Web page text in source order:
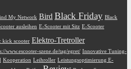
My Network Bird Black Friday Black
ausleihen E-Scooter mit Sitz E-Scooter
kick scooter Elektro-Tretroller
www.escooter-szene.de/tag/egret/ Innovative Tuning-
Kooperation Leihroller Leistungsoptimierung E-